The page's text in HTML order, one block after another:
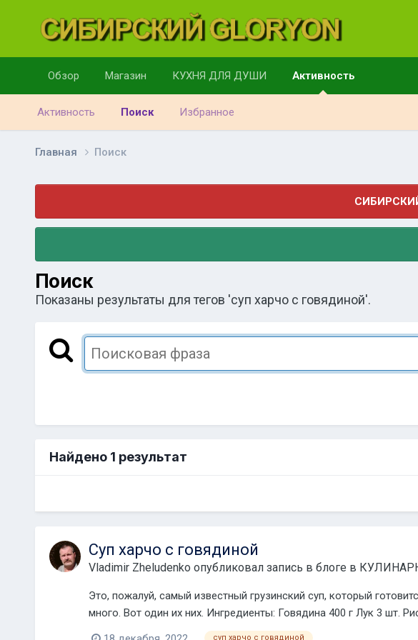
Обзор Магазин КУХНЯ ДЛЯ ДУШИ Активность
Активность Поиск Избранное
Главная Поиск
Поиск
Показаны результаты для тегов 'суп харчо с говядиной'.
Найдено 1 результат
Суп харчо с говядиной
Vladimir Zheludenko опубликовал запись в блоге в
Это, пожалуй, самый известный грузинский суп, который
много. Вот один их них. Ингредиенты: Говядина 400 г Лук 3 шт.
суп харчо с говядиной